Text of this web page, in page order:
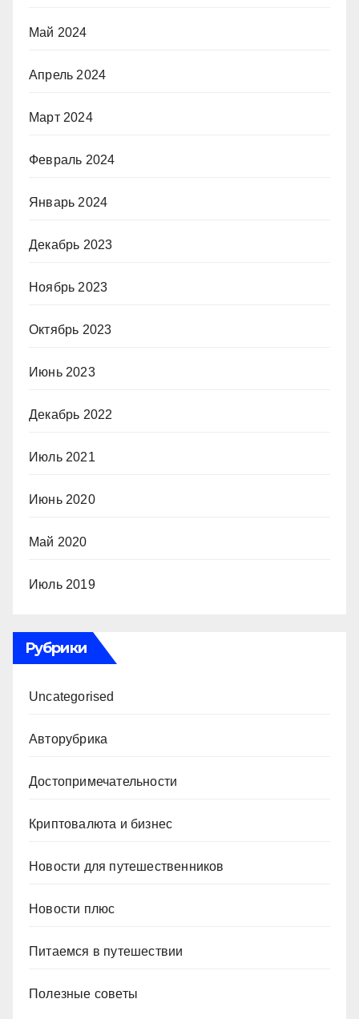
Май 2024
Апрель 2024
Март 2024
Февраль 2024
Январь 2024
Декабрь 2023
Ноябрь 2023
Октябрь 2023
Июнь 2023
Декабрь 2022
Июль 2021
Июнь 2020
Май 2020
Июль 2019
Рубрики
Uncategorised
Авторубрика
Достопримечательности
Криптовалюта и бизнес
Новости для путешественников
Новости плюс
Питаемся в путешествии
Полезные советы